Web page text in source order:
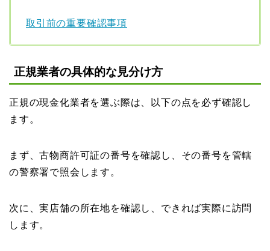
取引前の重要確認事項
正規業者の具体的な見分け方
正規の現金化業者を選ぶ際は、以下の点を必ず確認し
ます。
まず、古物商許可証の番号を確認し、その番号を管轄
の警察署で照会します。
次に、実店舗の所在地を確認し、できれば実際に訪問
します。